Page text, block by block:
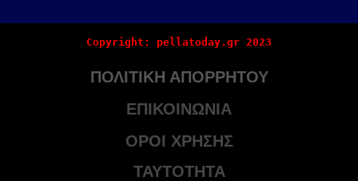
Copyright: pellatoday.gr 2023
ΠΟΛΙΤΙΚΗ ΑΠΟΡΡΗΤΟΥ
ΕΠΙΚΟΙΝΩΝΙΑ
ΟΡΟΙ ΧΡΗΣΗΣ
ΤΑΥΤΟΤΗΤΑ